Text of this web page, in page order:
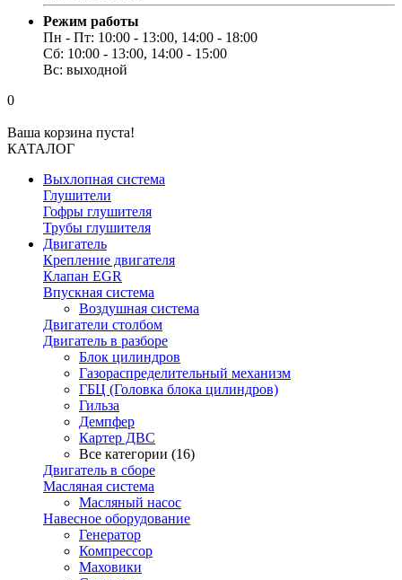
Режим работы
Пн - Пт: 10:00 - 13:00, 14:00 - 18:00
Сб: 10:00 - 13:00, 14:00 - 15:00
Вс: выходной
0
Ваша корзина пуста!
КАТАЛОГ
Выхлопная система
Глушители
Гофры глушителя
Трубы глушителя
Двигатель
Крепление двигателя
Клапан EGR
Впускная система
Воздушная система
Двигатели столбом
Двигатель в разборе
Блок цилиндров
Газораспределительный механизм
ГБЦ (Головка блока цилиндров)
Гильза
Демпфер
Картер ДВС
Все категории (16)
Двигатель в сборе
Масляная система
Масляный насос
Навесное оборудование
Генератор
Компрессор
Маховики